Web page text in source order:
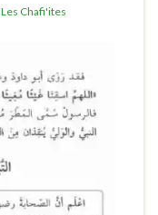
Les Chafi'ites